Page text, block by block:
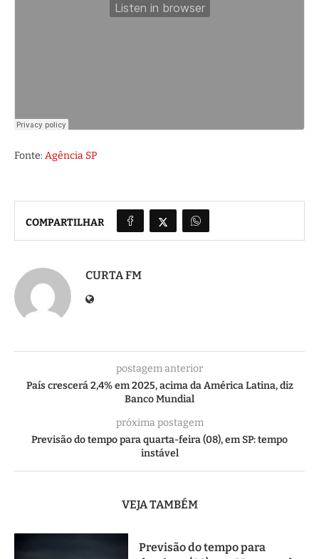
Fonte: Agência SP
COMPARTILHAR
CURTA FM
postagem anterior
País crescerá 2,4% em 2025, acima da América Latina, diz
Banco Mundial
próxima postagem
Previsão do tempo para quarta-feira (08), em SP: tempo
instável
VEJA TAMBÉM
Previsão do tempo para